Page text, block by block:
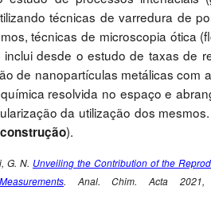
técnicas de varredura de
técnicas de microscopia ótica
desde o estudo de taxas de
de nanopartículas metálicas com
resolvida no espaço e
da utilização dos
).
G. N. Unveiling the Contribution of the
. Anal. Chim. Acta 2021,